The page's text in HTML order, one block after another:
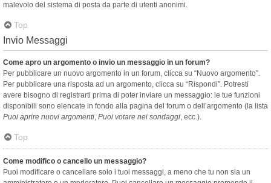
malevolo del sistema di posta da parte di utenti anonimi.
Top
Invio Messaggi
Come apro un argomento o invio un messaggio in un forum?
Per pubblicare un nuovo argomento in un forum, clicca su “Nuovo argomento”.
Per pubblicare una risposta ad un argomento, clicca su “Rispondi”. Potresti
avere bisogno di registrarti prima di poter inviare un messaggio: le tue funzioni
disponibili sono elencate in fondo alla pagina del forum o dell’argomento (la lista
Puoi aprire nuovi argomenti, Puoi votare nei sondaggi, ecc.).
Top
Come modifico o cancello un messaggio?
Puoi modificare o cancellare solo i tuoi messaggi, a meno che tu non sia un